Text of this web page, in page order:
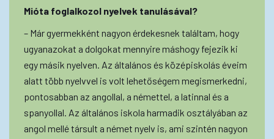
Mióta foglalkozol nyelvek tanulásával?
– Már gyermekként nagyon érdekesnek találtam, hogy
ugyanazokat a dolgokat mennyire máshogy fejezik ki
egy másik nyelven. Az általános és középiskolás éveim
alatt több nyelvvel is volt lehetőségem megismerkedni,
pontosabban az angollal, a némettel, a latinnal és a
spanyollal. Az általános iskola harmadik osztályában az
angol mellé társult a német nyelv is, ami szintén nagyon